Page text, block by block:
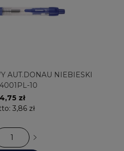
AUT.DONAU NIEBIESKI
10
4,75 zł
3,86 zł